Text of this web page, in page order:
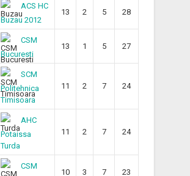
ACS HC
Buzau 2012
13 2 5 28
CSM
Bucuresti
13 1 5 27
SCM
Politehnica
Timisoara
11 2 7 24
AHC
Potaissa
Turda
11 2 7 24
CSM
10 3 7 23